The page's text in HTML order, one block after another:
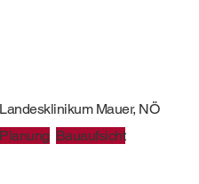
Landesklinikum Mauer, NÖ
Planung Bauaufsicht